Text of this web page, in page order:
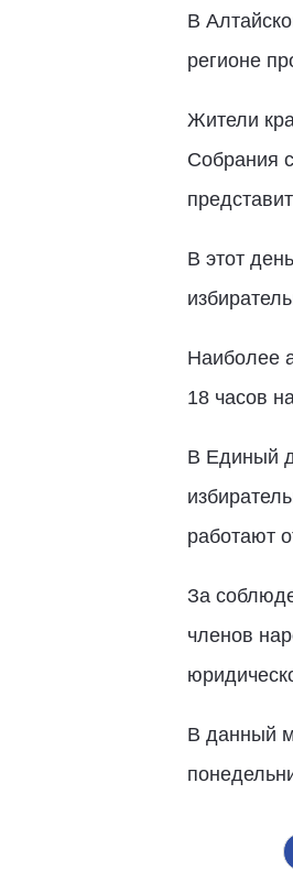
В
регионе
Жители
Собрания
В этот
Наиболее
18 часов
В Единый
работают
За
членов
В данный